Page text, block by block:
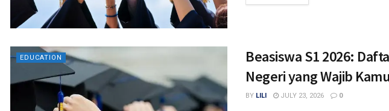
EDUCATION
Beasiswa S1 2026:
Negeri yang Wajib
BY LILI JULY 23, 2026 0